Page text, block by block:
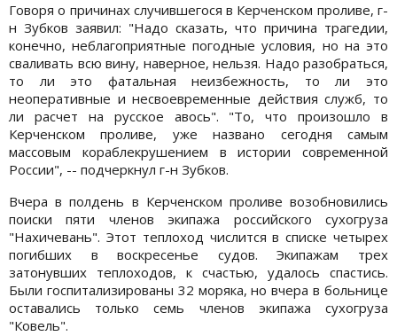
Говоря о причинах случившегося в Керченском проливе, г-
н Зубков заявил: "Надо сказать, что причина трагедии,
конечно, неблагоприятные погодные условия, но на это
сваливать всю вину, наверное, нельзя. Надо разобраться,
то ли это фатальная неизбежность, то ли это
неоперативные и несвоевременные действия служб, то
ли расчет на русское авось". "То, что произошло в
Керченском проливе, уже названо сегодня самым
массовым кораблекрушением в истории современной
России", -- подчеркнул г-н Зубков.
Вчера в полдень в Керченском проливе возобновились
поиски пяти членов экипажа российского сухогруза
"Нахичевань". Этот теплоход числится в списке четырех
погибших в воскресенье судов. Экипажам трех
затонувших теплоходов, к счастью, удалось спастись.
Были госпитализированы 32 моряка, но вчера в больнице
оставались только семь членов экипажа сухогруза
"Ковель".